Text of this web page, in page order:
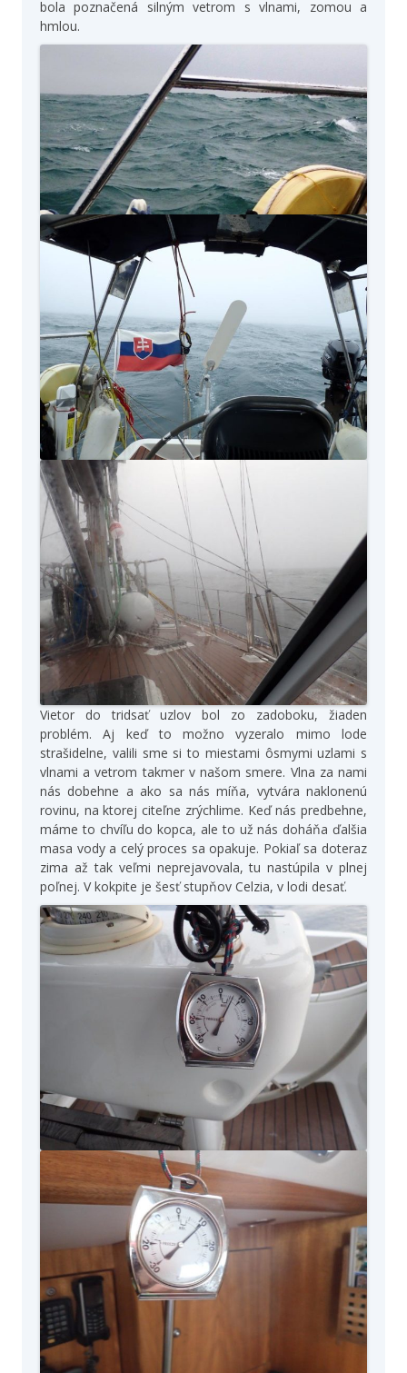
bola poznačená silným vetrom s vlnami, zomou a
hmlou.
Vietor do tridsať uzlov bol zo zadoboku, žiaden
problém. Aj keď to možno vyzeralo mimo lode
strašidelne, valili sme si to miestami ôsmymi uzlami s
vlnami a vetrom takmer v našom smere. Vlna za nami
nás dobehne a ako sa nás míňa, vytvára naklonenú
rovinu, na ktorej citeľne zrýchlime. Keď nás predbehne,
máme to chvíľu do kopca, ale to už nás doháňa ďalšia
masa vody a celý proces sa opakuje. Pokiaľ sa doteraz
zima až tak veľmi neprejavovala, tu nastúpila v plnej
poľnej. V kokpite je šesť stupňov Celzia, v lodi desať.